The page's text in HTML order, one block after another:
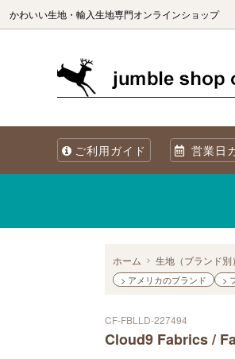
かわいい生地・輸入生地専門オンラインショップ
オリジナル生地 Sewslow
生地をコレクションで選ぶ
当店について
ご利用ガイド 営業日
ホーム 生地（ブランド別）
> アメリカのブランド >
CF-FBLLD-227494
Cloud9 Fabrics /